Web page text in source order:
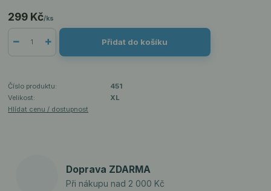
299 Kč/ks
Přidat do košíku
Číslo produktu:
451
Velikost:
XL
Hlídat cenu / dostupnost
Doprava ZDARMA
Při nákupu nad 2 000 Kč